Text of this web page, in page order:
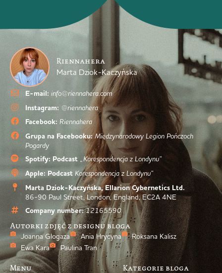
Riennahera
Marta Dziok-Kaczyńska
E-mail: info@riennahera.com
Instagram: @riennahera
Facebook: Riennahera
Grupa na Facebooku: Międzynarodowy Legion Pończoch
Pogardy
Spotify: Podcast „Korespondencja z Londynu”
Apple: Podcast Korespondencja z Londynu”
Marta Dziok-Kaczyńska, Ellarion Cybernetics Ltd.
86-90 Paul Street, London, England, EC2A 4NE
Company number: 12165590
Autorki zdjęć z designu bloga
Joanna Glogaza Ania Hrycyna
Roksana Kalisz
Ewa Kara
Paulina Tran
Menu Kategorie bloga